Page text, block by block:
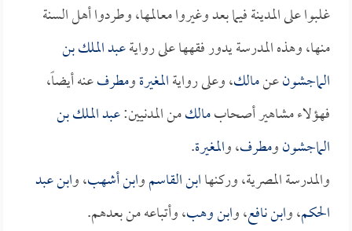
غلبوا على المدينة فيما بعد وغيروا معالمها، وطردوا أهل السنة
منها، وهذه المدرسة يدور فقهها على روايةعبد الملك بن
الماجشونعنمالك، وعلى روايةالمغيرةومطرفعنه أيضاً،
فهؤلاء مشاهير أصحابمالكمن المدنيين:عبد الملك بن
الماجشونومطرف، والمغيرة.
والمدرسة المصرية، وركنهاابن القاسموابن أشهب، وابن عبد
الحكم، وابن نافع، وابن وهب، وأتباعه من بعدهم.